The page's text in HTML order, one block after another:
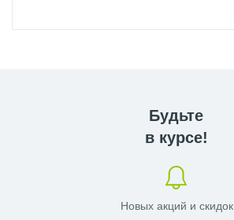
Будьте
в курсе!
Новых акций и скидок